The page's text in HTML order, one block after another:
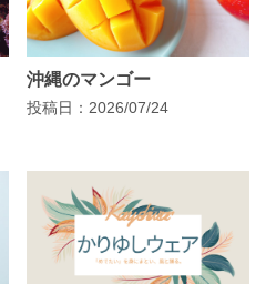
沖縄のマンゴー
投稿日：2026/07/24